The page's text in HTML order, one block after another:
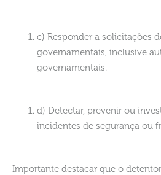
c) Responder a solicitações
governamentais, inclusive
governamentais.
d) Detectar, prevenir ou
incidentes de segurança ou
Importante destacar que o